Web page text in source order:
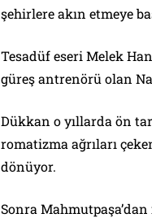
şehirlere akın etmeye
Tesadüf eseri Melek
güreş antrenörü olan
Dükkan o yıllarda ön
romatizma ağrıları
dönüyor.
Sonra Mahmutpaşa’dan